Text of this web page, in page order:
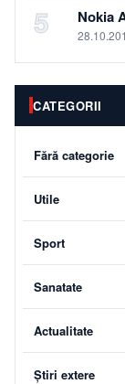
5 Nokia
CATEGORII
Fără categorie
Utile
Sport
Sanatate
Actualitate
Știri extere